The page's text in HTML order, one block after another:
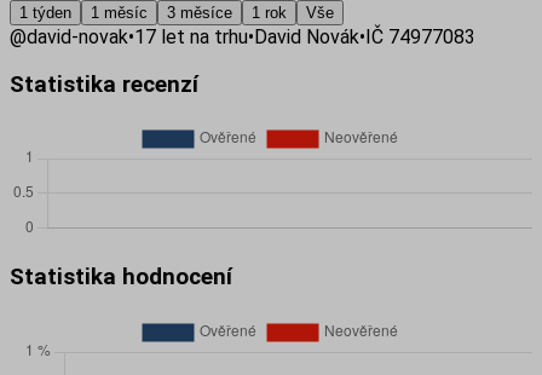
1 týden 1 měsíc 3 měsíce 1 rok Vše
@david-novak•17 let na trhu•David Novák•IČ 74977083
Statistika recenzí
Statistika hodnocení